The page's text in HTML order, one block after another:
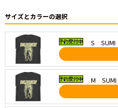
サイズとカラーの選択
S SUMI
M SUMI